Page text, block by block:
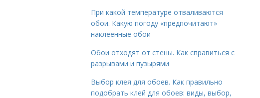
При какой температуре отваливаются
обои. Какую погоду «предпочитают»
наклеенные обои
Обои отходят от стены. Как справиться с
разрывами и пузырями
Выбор клея для обоев. Как правильно
подобрать клей для обоев: виды, выбор,